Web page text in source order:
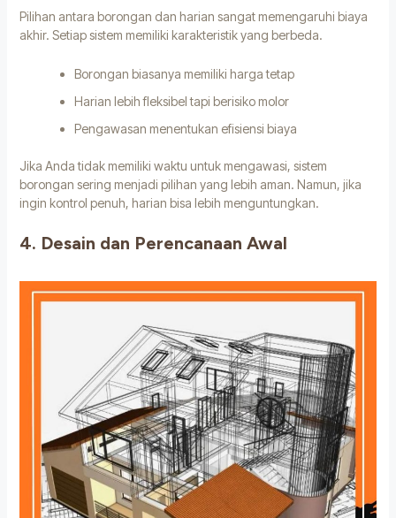
Pilihan antara borongan dan harian sangat memengaruhi biaya
akhir. Setiap sistem memiliki karakteristik yang berbeda.
Borongan biasanya memiliki harga tetap
Harian lebih fleksibel tapi berisiko molor
Pengawasan menentukan efisiensi biaya
Jika Anda tidak memiliki waktu untuk mengawasi, sistem
borongan sering menjadi pilihan yang lebih aman. Namun, jika
ingin kontrol penuh, harian bisa lebih menguntungkan.
4. Desain dan Perencanaan Awal